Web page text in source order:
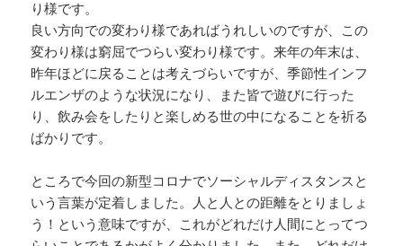
り様です。
良い方向での変わり様であればうれしいのですが、この
変わり様は窮屈でつらい変わり様です。来年の年末は、
昨年ほどに戻ることは考えづらいですが、季節性インフ
ルエンザのような状況になり、また皆で遊びに行った
り、飲み会をしたりと楽しめる世の中になることを祈る
ばかりです。
ところで今回の新型コロナでソーシャルディスタンスと
いう言葉が定着しました。人と人との距離をとりましょ
う！という意味ですが、これがどれだけ人間にとってつ